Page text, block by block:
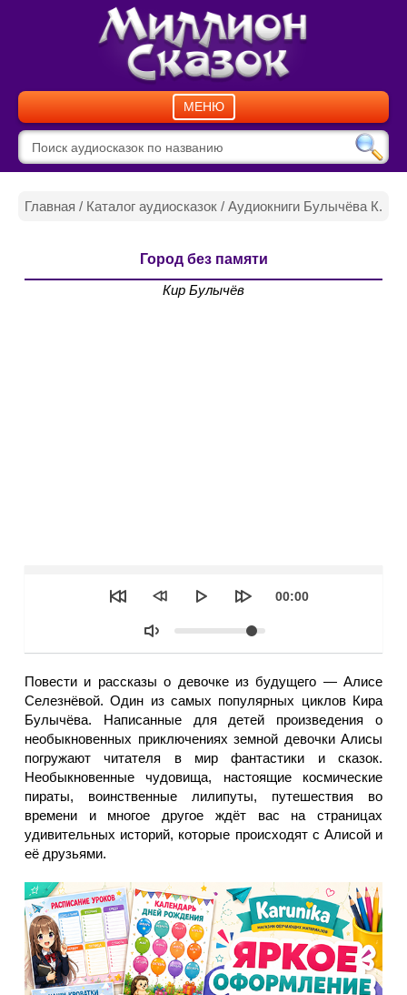
МЕНЮ
Главная / Каталог аудиосказок / Аудиокниги Булычёва К.
Город без памяти
Кир Булычёв
Текущее
00:00
Объем
Повести и рассказы о девочке из будущего — Алисе
Селезнёвой. Один из самых популярных циклов Кира
Булычёва. Написанные для детей произведения о
необыкновенных приключениях земной девочки Алисы
погружают читателя в мир фантастики и сказок.
Необыкновенные чудовища, настоящие космические
пираты, воинственные лилипуты, путешествия во
времени и многое другое ждёт вас на страницах
удивительных историй, которые происходят с Алисой и
её друзьями.